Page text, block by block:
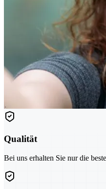
Qualität
Bei uns erhalten Sie nur die